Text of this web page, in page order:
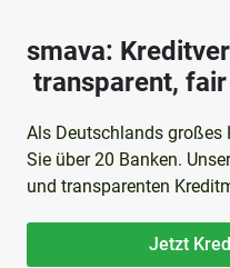
smava:
transparent,
Als Deutschlands
Sie über 20 Banken.
und transparenten
Jetzt